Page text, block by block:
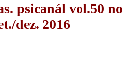
psicanál vol.50
dez. 2016